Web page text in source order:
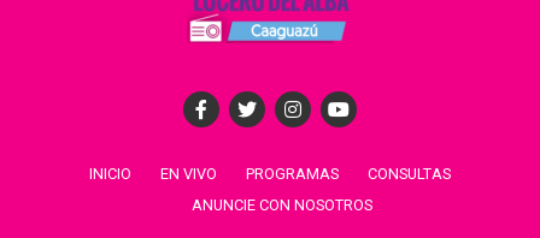
INICIO EN VIVO PROGRAMAS
CONSULTAS
ANUNCIE CON NOSOTROS